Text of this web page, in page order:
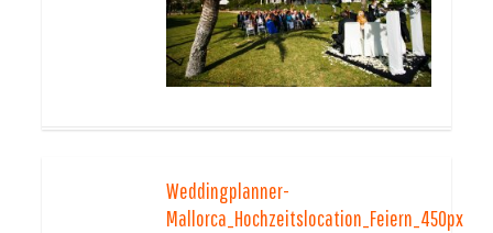
Weddingplanner-
Mallorca_Hochzeitslocation_Feiern_450px